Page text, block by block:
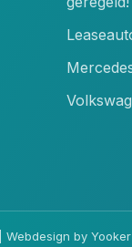
Webdesign by Yooker